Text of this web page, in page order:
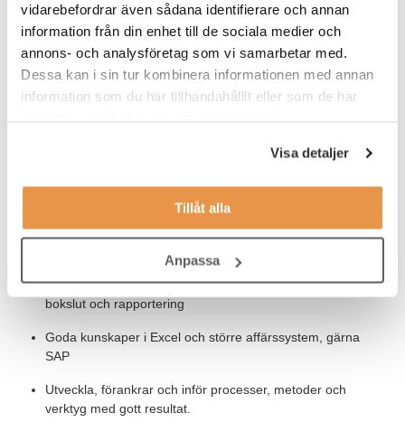
vidarebefordrar även sådana identifierare och annan
information från din enhet till de sociala medier och
annons- och analysföretag som vi samarbetar med.
Dessa kan i sin tur kombinera informationen med annan
information som du har tillhandahållit eller som de har
Visa detaljer
Tillåt alla
Anpassa
ekonomibyråer och små start-ups. På vissa av våra kunders
arbetsplatser är ni flera konsulter från TNG, andra gånger
arbetar du sida vid sida med företagets egen personal. Och det
är inte ovanligt att våra konsulter blir erbjuden fast anställning
En civilekonomexamen eller som arbetsgivaren bedömer
Gedigen erfarenhet av budget, uppföljning, prognos,
bokslut och rapportering
Goda kunskaper i Excel och större affärssystem, gärna
SAP
Utveckla, förankrar och inför processer, metoder och
verktyg med gott resultat.